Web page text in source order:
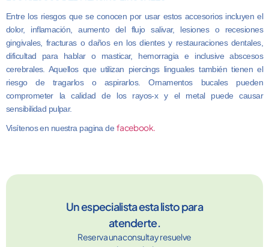
Entre los riesgos que se conocen por usar estos accesorios incluyen el
dolor, inflamación, aumento del flujo salivar, lesiones o recesiones
gingivales, fracturas o daños en los dientes y restauraciones dentales,
dificultad para hablar o masticar, hemorragia e inclusive abscesos
cerebrales. Aquellos que utilizan piercings linguales también tienen el
riesgo de tragarlos o aspirarlos. Ornamentos bucales pueden
comprometer la calidad de los rayos-x y el metal puede causar
sensibilidad pulpar.
Visítenos en nuestra pagina de facebook.
Un especialista esta listo para
atenderte.
Reserva una consulta y resuelve